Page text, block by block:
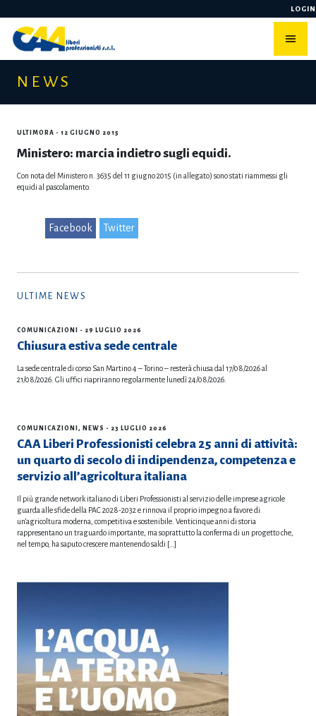
to
content
LOGIN
NEWS
ULTIMORA - 12 GIUGNO 2015
Ministero: marcia indietro sugli equidi.
Con nota del Ministero n. 3635 del 11 giugno 2015 (in allegato) sono stati riammessi gli
equidi al pascolamento.
Facebook Twitter
ULTIME NEWS
COMUNICAZIONI - 29 LUGLIO 2026
Chiusura estiva sede centrale
La sede centrale di corso San Martino 4 – Torino – resterà chiusa dal 17/08/2026 al
21/08/2026. Gli uffici riapriranno regolarmente lunedì 24/08/2026.
COMUNICAZIONI , NEWS - 23 LUGLIO 2026
CAA Liberi Professionisti celebra 25 anni di attività:
un quarto di secolo di indipendenza, competenza e
servizio all’agricoltura italiana
Il più grande network italiano di Liberi Professionisti al servizio delle imprese agricole
guarda alle sfide della PAC 2028-2032 e rinnova il proprio impegno a favore di
un’agricoltura moderna, competitiva e sostenibile. Venticinque anni di storia
rappresentano un traguardo importante, ma soprattutto la conferma di un progetto che,
nel tempo, ha saputo crescere mantenendo saldi […]